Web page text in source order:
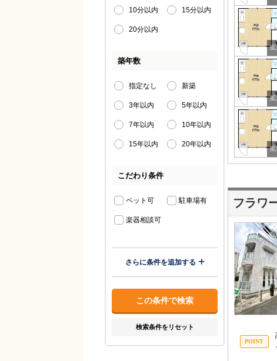
フラワ
10分以内 15分以内
20分以内
築年数
指定なし 新築
3年以内 5年以内
7年以内 10年以内
15年以内 20年以内
こだわり条件
ペット可 駐車場有
楽器相談可
さらに条件を追加する
検索条件をリセット